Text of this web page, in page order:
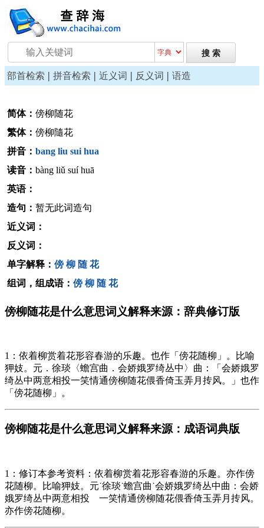
部首检索 | 拼音检索 | 近义词 | 反义词 | 语造
简体： 傍柳随花
繁体： 傍柳隨花
拼音： bang liu sui hua
读音： bàng liǔ suí huā
英语：
造句： 暂无此词造句
近义词：
反义词：
单字解释： 傍 柳 随 花
组词，组成语： 傍 柳 随 花
傍柳随花是什么意思词义解释来源：辞典修订版
1：依着柳赏着花形容春游的乐趣。也作「傍花随柳」。比喻
狎妓。元．徐琰〈蟾宫曲．会娇娥罗绮丛中〉曲：「会娇娥罗
绮丛中两意相投一笑情通傍柳随花偎香倚玉弄月抟风。」也作
「傍花随柳」。
傍柳随花是什么意思词义解释来源：成语词典版
1：修订本参考资料：依着柳赏着花形容春游的乐趣。亦作傍
花随柳。比喻狎妓。元˙徐琰˙蟾宫曲˙会娇娥罗绮丛中曲：会娇
娥罗绮丛中两意相投 一笑情通傍柳随花偎香倚玉弄月抟风。
亦作傍花随柳。